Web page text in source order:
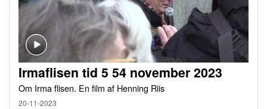
Irmaflisen tid 5 54 november 2023
Om Irma flisen. En film af Henning Riis
20-11-2023